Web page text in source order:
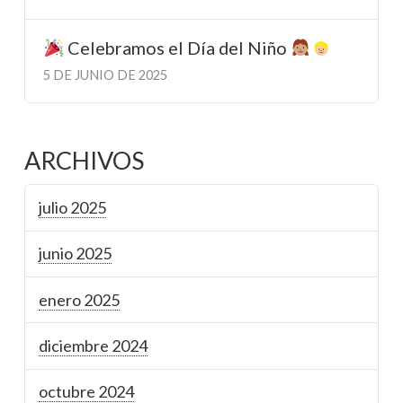
Celebramos el Día del Niño
5 DE JUNIO DE 2025
ARCHIVOS
julio 2025
junio 2025
enero 2025
diciembre 2024
octubre 2024